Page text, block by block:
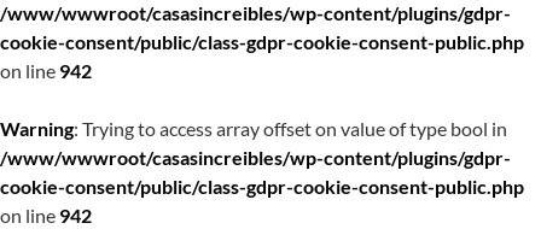
/www/wwwroot/casasincreibles/wp-content/plugins/gdpr-
cookie-consent/public/class-gdpr-cookie-consent-public.php
on line 942
Warning: Trying to access array offset on value of type bool in
/www/wwwroot/casasincreibles/wp-content/plugins/gdpr-
cookie-consent/public/class-gdpr-cookie-consent-public.php
on line 942